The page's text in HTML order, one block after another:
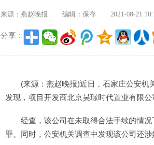
来源：燕赵晚报 编辑：保存 2021-08-21
分享：
(来源：燕赵晚报)近日，石家庄公安机
发现，项目开发商北京昊璟时代置业有限公
经查，该公司在未取得合法手续的情况
罪。同时，公安机关调查中发现该公司还涉